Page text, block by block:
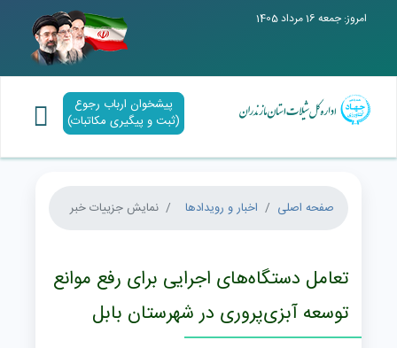
امروز: جمعه 16 مرداد 1405
پیشخوان ارباب رجوع
(ثبت و پیگیری مکاتبات)
صفحه اصلی اخبار و رویدادها نمایش جزییات خبر
تعامل دستگاه‌های اجرایی برای رفع موانع
توسعه آبزی‌پروری در شهرستان بابل